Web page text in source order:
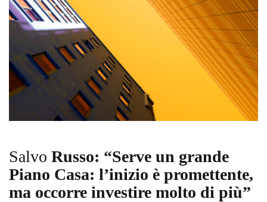
Salvo Russo: “Serve un grande
Piano Casa: l’inizio è promettente,
ma occorre investire molto di più”